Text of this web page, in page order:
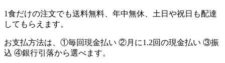
1食だけの注文でも送料無料、年中無休、土日や祝日も配達
してもらえます。
お支払方法は、①毎回現金払い ②月に1.2回の現金払い ③振
込 ④銀行引落から選べます。